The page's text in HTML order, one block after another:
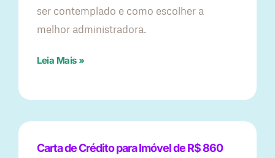
ser contemplado e como escolher a
melhor administradora.
Leia Mais »
Carta de Crédito para Imóvel de R$ 860